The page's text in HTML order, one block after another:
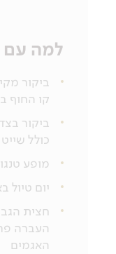
למה עם
ביקור
קו החוף
ביקור
כולל שייט
מופע
יום טיול
חצית
העברה
האגמים